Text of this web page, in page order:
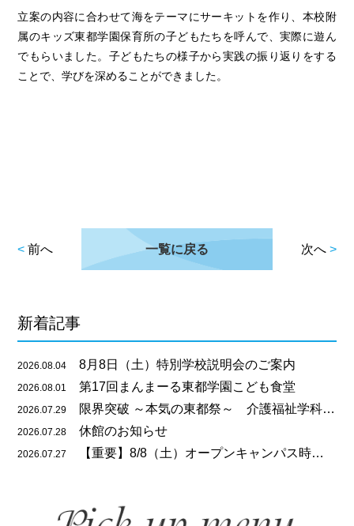
立案の内容に合わせて海をテーマにサーキットを作り、本校附
属のキッズ東都学園保育所の子どもたちを呼んで、実際に遊ん
でもらいました。子どもたちの様子から実践の振り返りをする
ことで、学びを深めることができました。
<前へ 一覧に戻る 次へ>
新着記事
2026.08.04 8月8日（土）特別学校説明会のご案内
2026.08.01 第17回まんまーる東都学園こども食堂
2026.07.29 限界突破 ～本気の東都祭～ 介護福祉学科の振り返り！
2026.07.28 休館のお知らせ
2026.07.27 【重要】8/8（土）オープンキャンパス時のバス乗り場が変更となります。